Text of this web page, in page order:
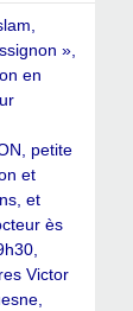
»,
en
petite
et
et
ès
Victor